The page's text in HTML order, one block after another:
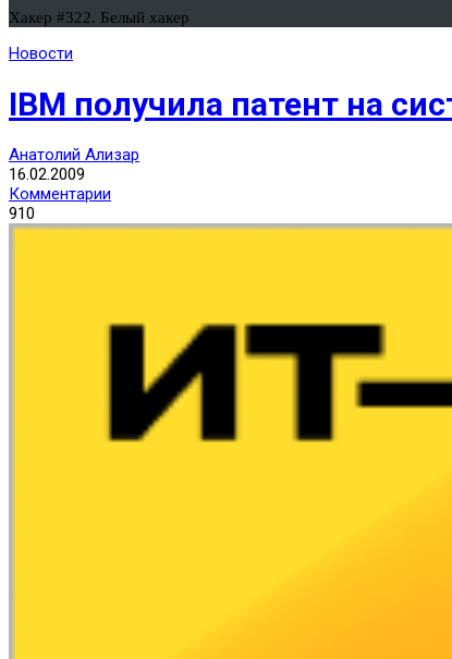
Хакер #322. Белый хакер
Новости
IBM получила патент на
Анатолий Ализар
16.02.2009
Комментарии
910